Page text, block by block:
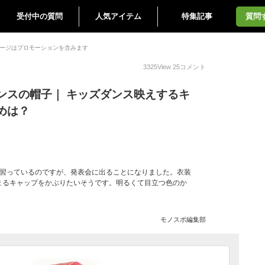
受付中の質問 人気アイテム 特集記事 質問
ジはプロモーションを含みます
3325View 25コメント
スの帽子｜ キッズダンス映えするキ
は？
っているのですが、発表会に出ることになりました。衣装
キャップをかぶりたいそうです。明るくて目立つ色のか
モノスポ編集部